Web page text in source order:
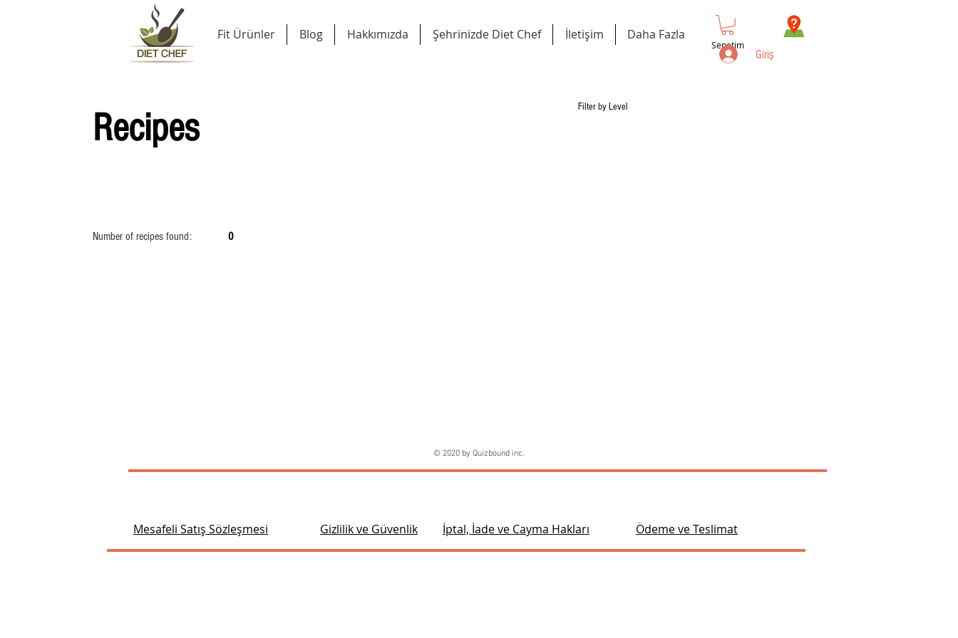
Fit Ürünler Blog Hakkımızda Şehrinizde Diet Chef İletişim Daha Fazla
Sepetim
Giriş
Recipes Filter by Level
Number of recipes found: 0
© 2020 by Quizbound inc.
Mesafeli Satış Sözleşmesi Gizlilik ve Güvenlik İptal, İade ve Cayma Hakları Ödeme ve Teslimat